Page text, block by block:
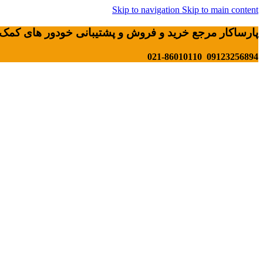
Skip to navigation Skip to main content
پارساکار مرجع خرید و فروش و پشتیبانی خودور های کمک
09123256894 021-86010110